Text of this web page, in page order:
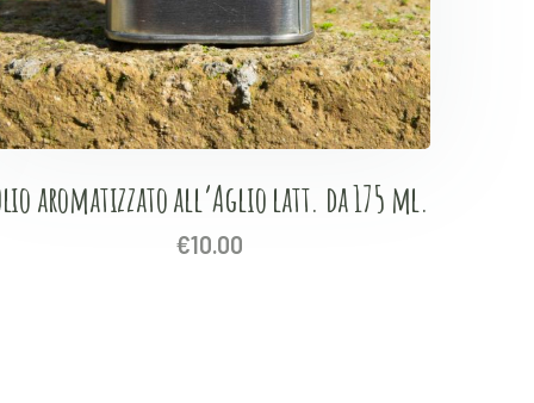
aromatizzato all’Aglio latt. da 175 ml.
€10.00